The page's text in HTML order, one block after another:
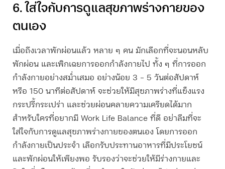
6. ใส่ใจกับการดูแลสุขภาพร่างกายของ
ตนเอง
เมื่อถึงเวลาพักผ่อนแล้ว หลาย ๆ คน มักเลือกที่จะนอนหลับ
พักผ่อน และเพิกเฉยการออกกำลังกายไป ทั้ง ๆ ที่การออก
กำลังกายอย่างสม่ำเสมอ อย่างน้อย 3 – 5 วันต่อสัปดาห์
หรือ 150 นาทีต่อสัปดาห์ จะช่วยให้มีสุขภาพร่างที่แข็งแรง
กระปรี้กระเปร่า และช่วยผ่อนคลายความเครียดได้มาก
สำหรับใครที่อยากมี Work Life Balance ที่ดี อย่าลืมที่จะ
ใส่ใจกับการดูแลสุขภาพร่างกายของตนเอง โดยการออก
กำลังกายเป็นประจำ เลือกรับประทานอาหารที่มีประโยชน์
และพักผ่อนให้เพียงพอ รับรองว่าจะช่วยให้มีร่างกายและ